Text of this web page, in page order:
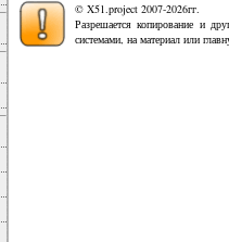
© X51.project 2007-2026гг.
Разрешается копирование и
системами, на материал или